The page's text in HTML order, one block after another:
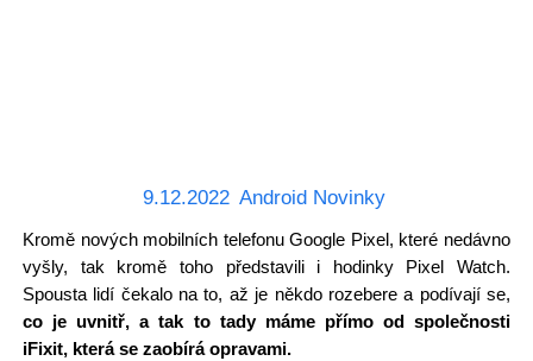
9.12.2022 Android Novinky
Kromě nových mobilních telefonu Google Pixel, které nedávno
vyšly, tak kromě toho představili i hodinky Pixel Watch.
Spousta lidí čekalo na to, až je někdo rozebere a podívají se,
co je uvnitř, a tak to tady máme přímo od společnosti
iFixit, která se zaobírá opravami.